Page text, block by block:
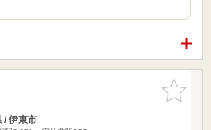
お気に入
りに追加
/ 伊東市